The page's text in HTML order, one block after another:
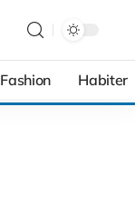
Fashion Habiter